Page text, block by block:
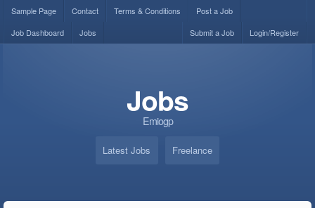
Sample Page Contact Terms & Conditions
Post a Job
Job Dashboard
Jobs Login/Register
Submit a Job
Jobs
Emiogp
Latest Jobs Freelance